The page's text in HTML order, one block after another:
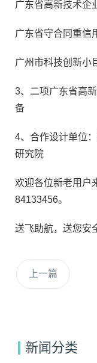
广东省高新技术企
广东省守合同重信
广州市科技创新小
3、二项广东省高
备
4、合作设计单位
研究院
欢迎各位新老用户
84133456。
送飞助航，送您安
上一篇
新闻分类